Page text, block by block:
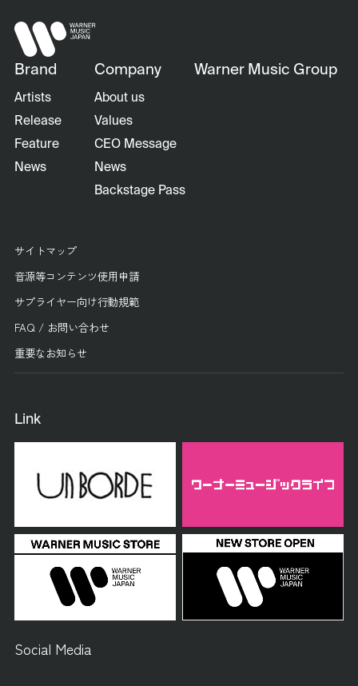
Brand
Artists
Release
Feature
News
Company
About us
Values
CEO Message
News
Backstage Pass
Warner Music Group
サイトマップ
音源等コンテンツ使用申請
サプライヤー向け行動規範
FAQ / お問い合わせ
重要なお知らせ
Link
Social Media